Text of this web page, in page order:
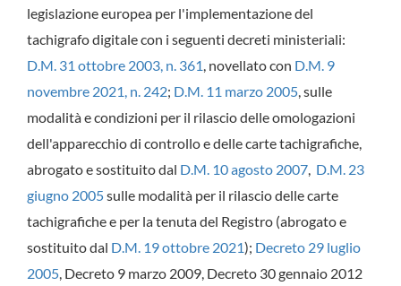
legislazione europea per l'implementazione del
tachigrafo digitale con i seguenti decreti ministeriali:
D.M. 31 ottobre 2003, n. 361, novellato con D.M. 9
novembre 2021, n. 242; D.M. 11 marzo 2005, sulle
modalità e condizioni per il rilascio delle omologazioni
dell'apparecchio di controllo e delle carte tachigrafiche,
abrogato e sostituito dal D.M. 10 agosto 2007, D.M. 23
giugno 2005sulle modalità per il rilascio delle carte
tachigrafiche e per la tenuta del Registro (abrogato e
sostituito dal D.M. 19 ottobre 2021); Decreto 29 luglio
2005, Decreto 9 marzo 2009, Decreto 30 gennaio 2012